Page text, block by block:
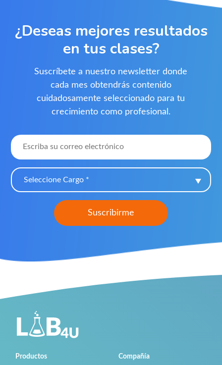
¿Deseas mejores resultados
en tus clases?
Suscríbete a nuestro newsletter donde
cada mes obtendrás contenido
cuidadosamente seleccionado para tu
crecimiento como profesional.
Seleccione Cargo *
Productos Compañía